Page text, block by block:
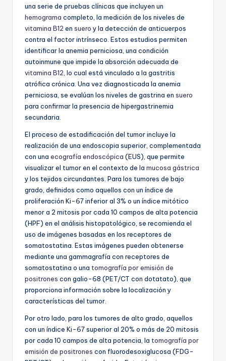
una serie de pruebas clínicas que incluyen un
hemograma completo, la medición de los niveles de
vitamina B12 en suero y la detección de anticuerpos
contra el factor intrínseco. Estos estudios permiten
identificar la anemia perniciosa, una condición
autoinmune que impide la absorción adecuada de
vitamina B12, lo cual está vinculado a la gastritis
atrófica crónica. Una vez diagnosticada la anemia
perniciosa, se evalúan los niveles de gastrina en suero
para confirmar la presencia de hipergastrinemia
secundaria.
El proceso de estadificación del tumor incluye la
realización de una endoscopia superior, complementada
con una ecografía endoscópica (EUS), que permite
visualizar el tumor en el contexto de la mucosa gástrica
y los tejidos circundantes. Para los tumores de bajo
grado, definidos como aquellos con un índice de
proliferación Ki-67 inferior al 3% o un índice mitótico
menor a 2 mitosis por cada 10 campos de alta potencia
(HPF) en el análisis histopatológico, se recomienda el
uso de imágenes basadas en los receptores de
somatostatina. Estas imágenes pueden obtenerse
mediante una gammagrafía con receptores de
somatostatina o una tomografía por emisión de
positrones con galio-68 (PET/CT con dotatato), que
proporciona información sobre la localización y
características del tumor.
Por otro lado, para los tumores de alto grado, aquellos
con un índice Ki-67 superior al 20% o más de 20 mitosis
por cada 10 campos de alta potencia, la tomografía por
emisión de positrones con fluorodesoxiglucosa (FDG-